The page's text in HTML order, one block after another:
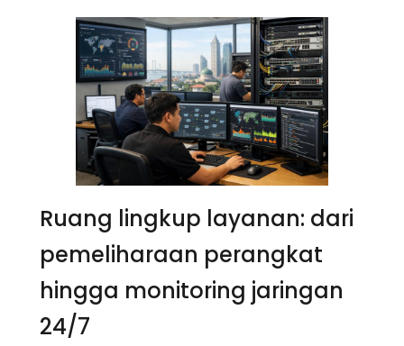
Ruang lingkup layanan: dari
pemeliharaan perangkat
hingga monitoring jaringan
24/7